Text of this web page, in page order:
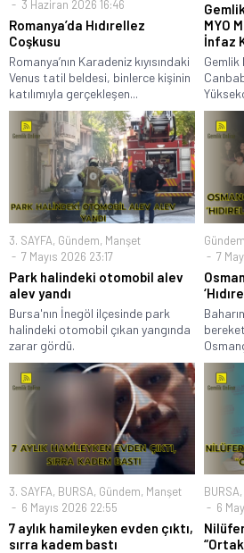
3 Haziran 2026 16:46
Romanya’da Hıdırellez
Coşkusu
Romanya’nın Karadeniz kıyısındaki
Venus tatil beldesi, binlerce kişinin
katılımıyla gerçekleşen...
MYO
İnfaz
Gemlik
3. SAYFA, Gündem, Manşet
7 Mayıs 2026 23:17
Park halindeki otomobil alev
alev yandı
Bursa'nın İnegöl ilçesinde park
halindeki otomobil çıkan yangında
zarar gördü.
Gündem
7
3. SAYFA, BURSA, Gündem, Manşet
6 Mayıs 2026 22:55
7 aylık hamileyken evden çıktı,
sırra kadem bastı
BURSA,
6